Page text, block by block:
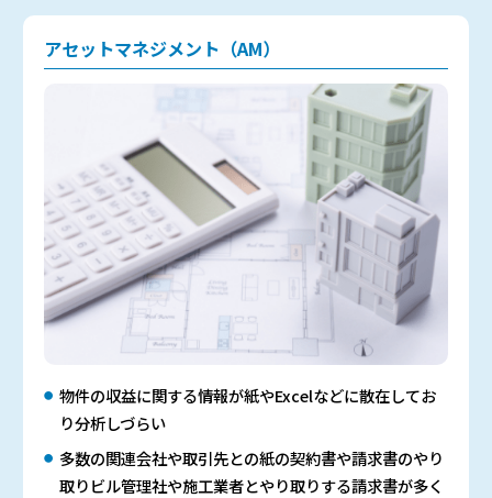
アセットマネジメント（AM）
物件の収益に関する情報が紙やExcelなどに散在してお
り分析しづらい
多数の関連会社や取引先との紙の契約書や請求書のやり
取りビル管理社や施工業者とやり取りする請求書が多く